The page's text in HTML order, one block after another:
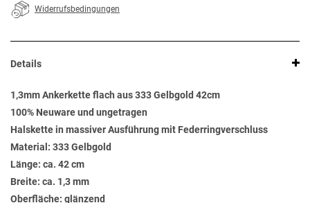
Widerrufsbedingungen
Details
1,3mm Ankerkette flach aus 333 Gelbgold 42cm
100% Neuware und ungetragen
Halskette in massiver Ausführung mit Federringverschluss
Material: 333 Gelbgold
Länge: ca. 42 cm
Breite: ca. 1,3 mm
Oberfläche: glänzend